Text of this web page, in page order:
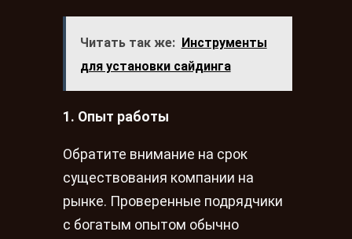
Читать так же: Инструменты
для установки сайдинга
1. Опыт работы
Обратите внимание на срок
существования компании на
рынке. Проверенные подрядчики
с богатым опытом обычно